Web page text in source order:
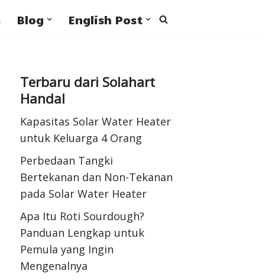
Blog English Post
Terbaru dari Solahart
Handal
Kapasitas Solar Water Heater
untuk Keluarga 4 Orang
Perbedaan Tangki
Bertekanan dan Non-Tekanan
pada Solar Water Heater
Apa Itu Roti Sourdough?
Panduan Lengkap untuk
Pemula yang Ingin
Mengenalnya